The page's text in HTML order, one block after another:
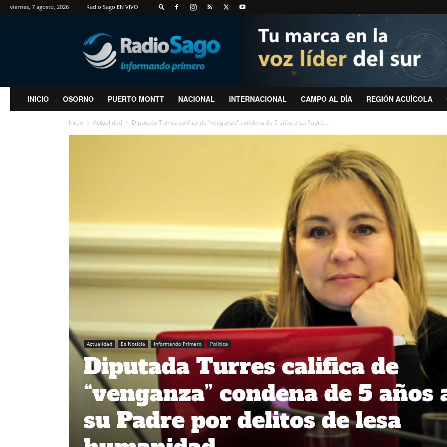
viernes, 7 agosto, 2026 Radio Sago EN VIVO
RadioSago
INICIO OSORNO PUERTO MONTT NACIONAL INTERNACIONAL CAMPO AL DÍA REGIÓN ACUÍCOLA
Inicio Actualidad Diputada Turres califica de “venganza” condena de 5 años a su Padre...
Actualidad Es Noticia Informando Primero Política
Diputada Turres califica de
“venganza” condena de 5 años
su Padre por delitos de lesa